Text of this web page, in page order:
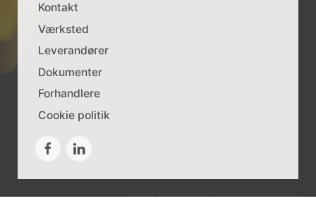
Kontakt
Værksted
Leverandører
Dokumenter
Forhandlere
Cookie politik